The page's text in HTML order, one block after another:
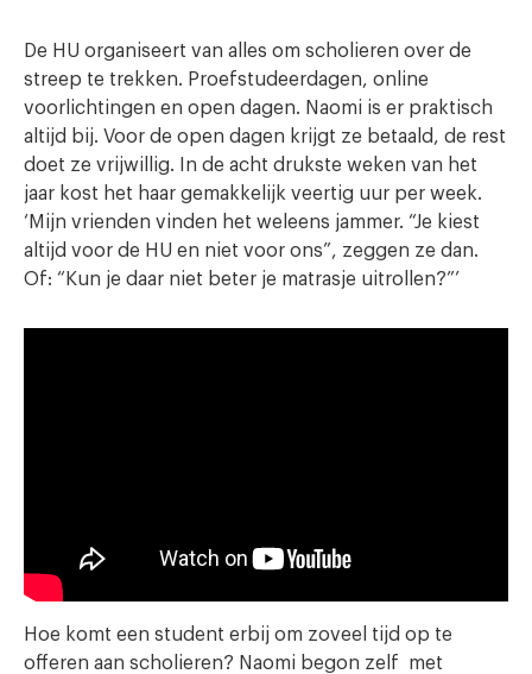
De HU organiseert van alles om scholieren over de
streep te trekken. Proefstudeerdagen, online
voorlichtingen en open dagen. Naomi is er praktisch
altijd bij. Voor de open dagen krijgt ze betaald, de rest
doet ze vrijwillig. In de acht drukste weken van het
jaar kost het haar gemakkelijk veertig uur per week.
‘Mijn vrienden vinden het weleens jammer. “Je kiest
altijd voor de HU en niet voor ons”, zeggen ze dan.
Of: “Kun je daar niet beter je matrasje uitrollen?”’
Hoe komt een student erbij om zoveel tijd op te
offeren aan scholieren? Naomi begon zelf met